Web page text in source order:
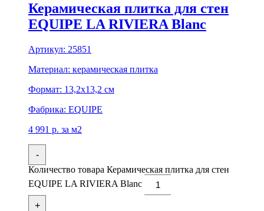
Керамическая плитка для стен
EQUIPE LA RIVIERA Blanc
Артикул: 25851
Материал: керамическая плитка
Формат: 13,2x13,2 см
Фабрика: EQUIPE
4 991 р. за м2
-
Количество товара Керамическая плитка для стен
EQUIPE LA RIVIERA Blanc
+